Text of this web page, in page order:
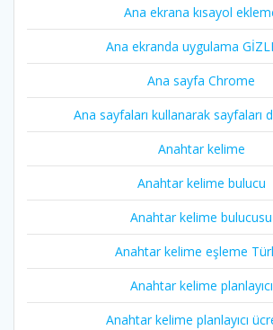
Ana ekrana kısayol
Ana ekranda uygulama
Ana sayfa Chrome
Ana sayfaları kullanarak sayfaları
Anahtar kelime
Anahtar kelime bulucu
Anahtar kelime bulucusu
Anahtar kelime eşleme
Anahtar kelime planlayıcı
Anahtar kelime planlayıcı